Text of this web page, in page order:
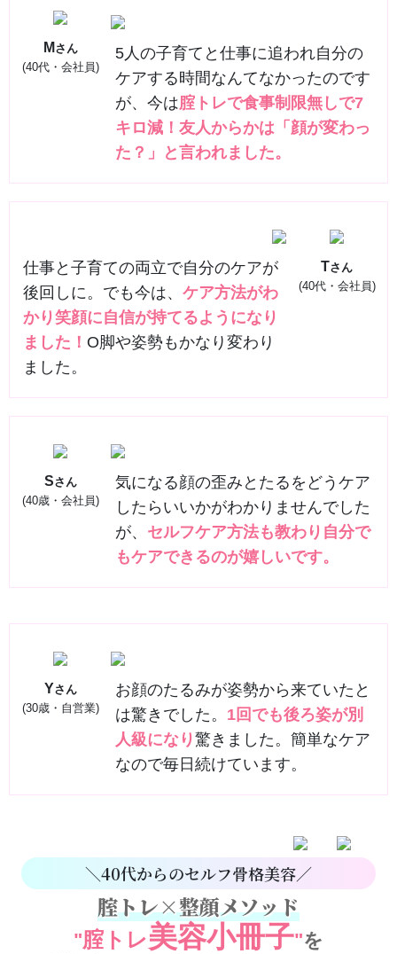
M さん
(40代・会社員)
5人の子育てと仕事に追われ自分の
ケアする時間なんてなかったのです
が、今は腟トレで食事制限無しで7
キロ減！友人からかは「顔が変わっ
た？」と言われました。
仕事と子育ての両立で自分のケアが
後回しに。でも今は、 ケア方法がわ
かり笑顔に自信が持てるようになり
ました！ O脚や姿勢もかなり変わり
ました。
Tさん
(40代・会社員)
Sさん
(40歳・会社員)
気になる顔の歪みとたるをどうケア
したらいいかがわかりませんでした
が、 セルフケア方法も教わり自分で
もケアできるのが嬉しいです。
Yさん
(30歳・自営業)
お顔のたるみが姿勢から来ていたと
は驚きでした。 1回でも後ろ姿が別
人級になり驚きました。簡単なケア
なので毎日続けています。
＼40代からのセルフ骨格美容／
腟トレ×整顔メソッド
"腟トレ美容小冊子"を